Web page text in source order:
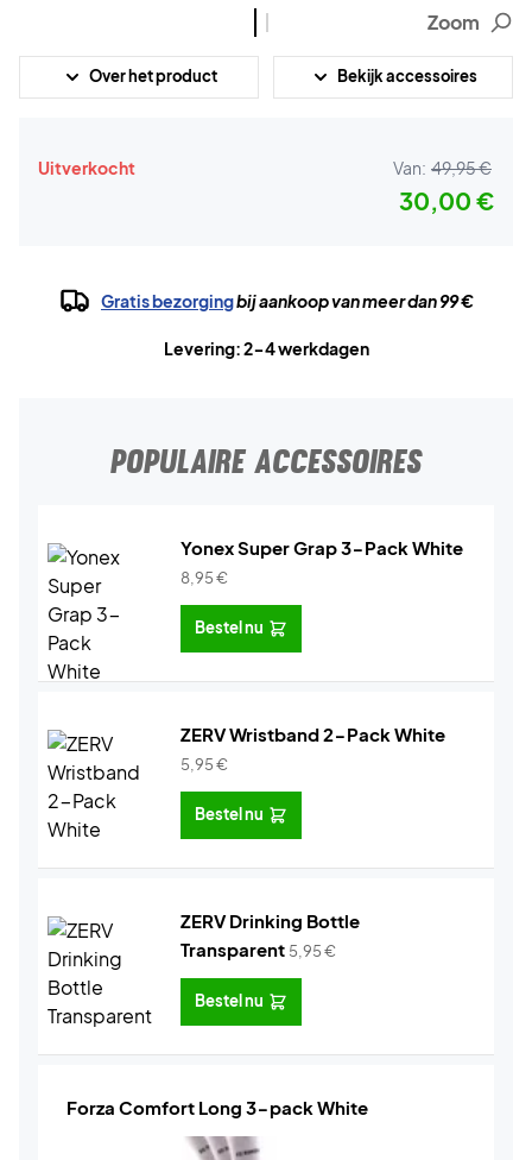
Zoom
Over het product Bekijk accessoires
Uitverkocht Van: 49,95 €
30,00 €
Gratis bezorgingbij aankoop van meer dan 99 €
Levering: 2-4 werkdagen
POPULAIRE ACCESSOIRES
Yonex Super Grap 3-Pack White
8,95€
Bestel nu
ZERV Wristband 2-Pack White
5,95€
Bestel nu
ZERV Drinking Bottle
Transparent 5,95€
Bestel nu
Forza Comfort Long 3-pack White